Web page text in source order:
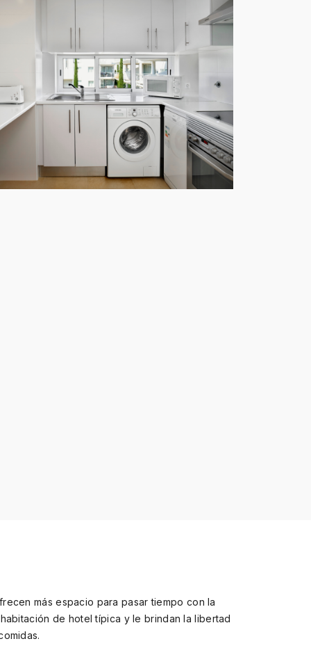
más espacio para pasar tiempo con la
de hotel típica y le brindan la libertad